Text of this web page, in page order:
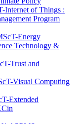
Internet of Things :
Program
Energy
Technology &
Trust and
Visual Computing
Extended